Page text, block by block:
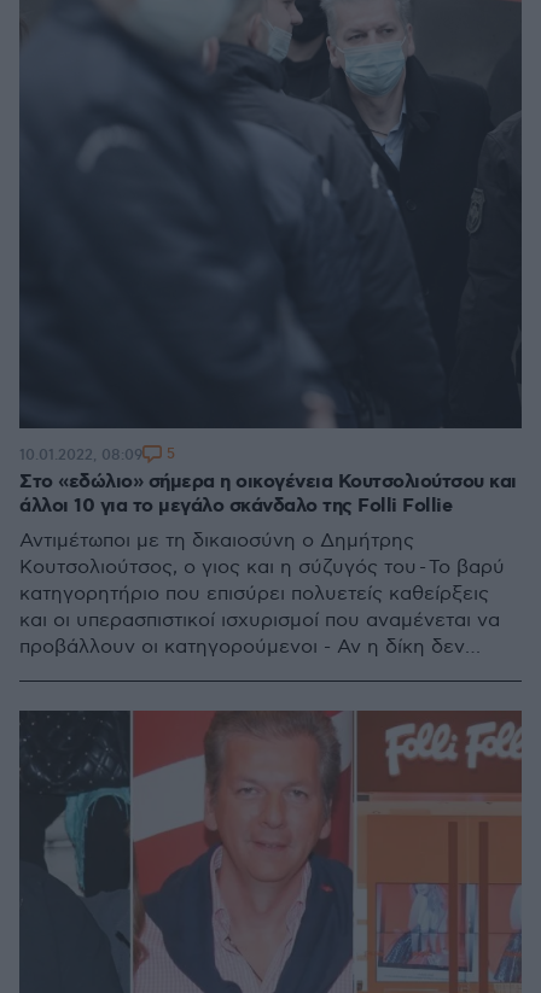
Στο «εδώλιο» σήμερα η οικογένεια Κουτσολιούτσου και
άλλοι 10 για το μεγάλο σκάνδαλο της Folli Follie
Αντιμέτωποι με τη δικαιοσύνη ο Δημήτρης
Κουτσολιούτσος, ο γιος και η σύζυγός του - Το βαρύ
κατηγορητήριο που επισύρει πολυετείς καθείρξεις
και οι υπερασπιστικοί ισχυρισμοί που αναμένεται να
προβάλλουν οι κατηγορούμενοι - Αν η δίκη δεν
10.01.2022, 08:09 5